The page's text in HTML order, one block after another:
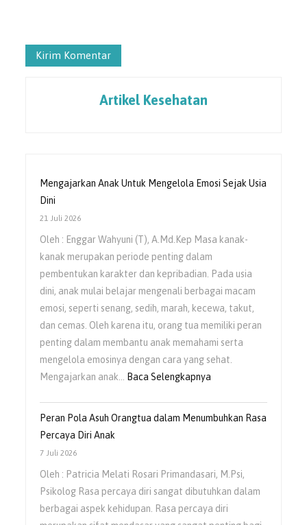
Artikel Kesehatan
Mengajarkan Anak Untuk Mengelola Emosi Sejak Usia
Dini
21 Juli 2026
Oleh : Enggar Wahyuni (T), A.Md.Kep Masa kanak-
kanak merupakan periode penting dalam
pembentukan karakter dan kepribadian. Pada usia
dini, anak mulai belajar mengenali berbagai macam
emosi, seperti senang, sedih, marah, kecewa, takut,
dan cemas. Oleh karena itu, orang tua memiliki peran
penting dalam membantu anak memahami serta
mengelola emosinya dengan cara yang sehat.
Mengajarkan anak…
Baca Selengkapnya
Peran Pola Asuh Orangtua dalam Menumbuhkan Rasa
Percaya Diri Anak
7 Juli 2026
Oleh : Patricia Melati Rosari Primandasari, M.Psi,
Psikolog Rasa percaya diri sangat dibutuhkan dalam
berbagai aspek kehidupan. Rasa percaya diri